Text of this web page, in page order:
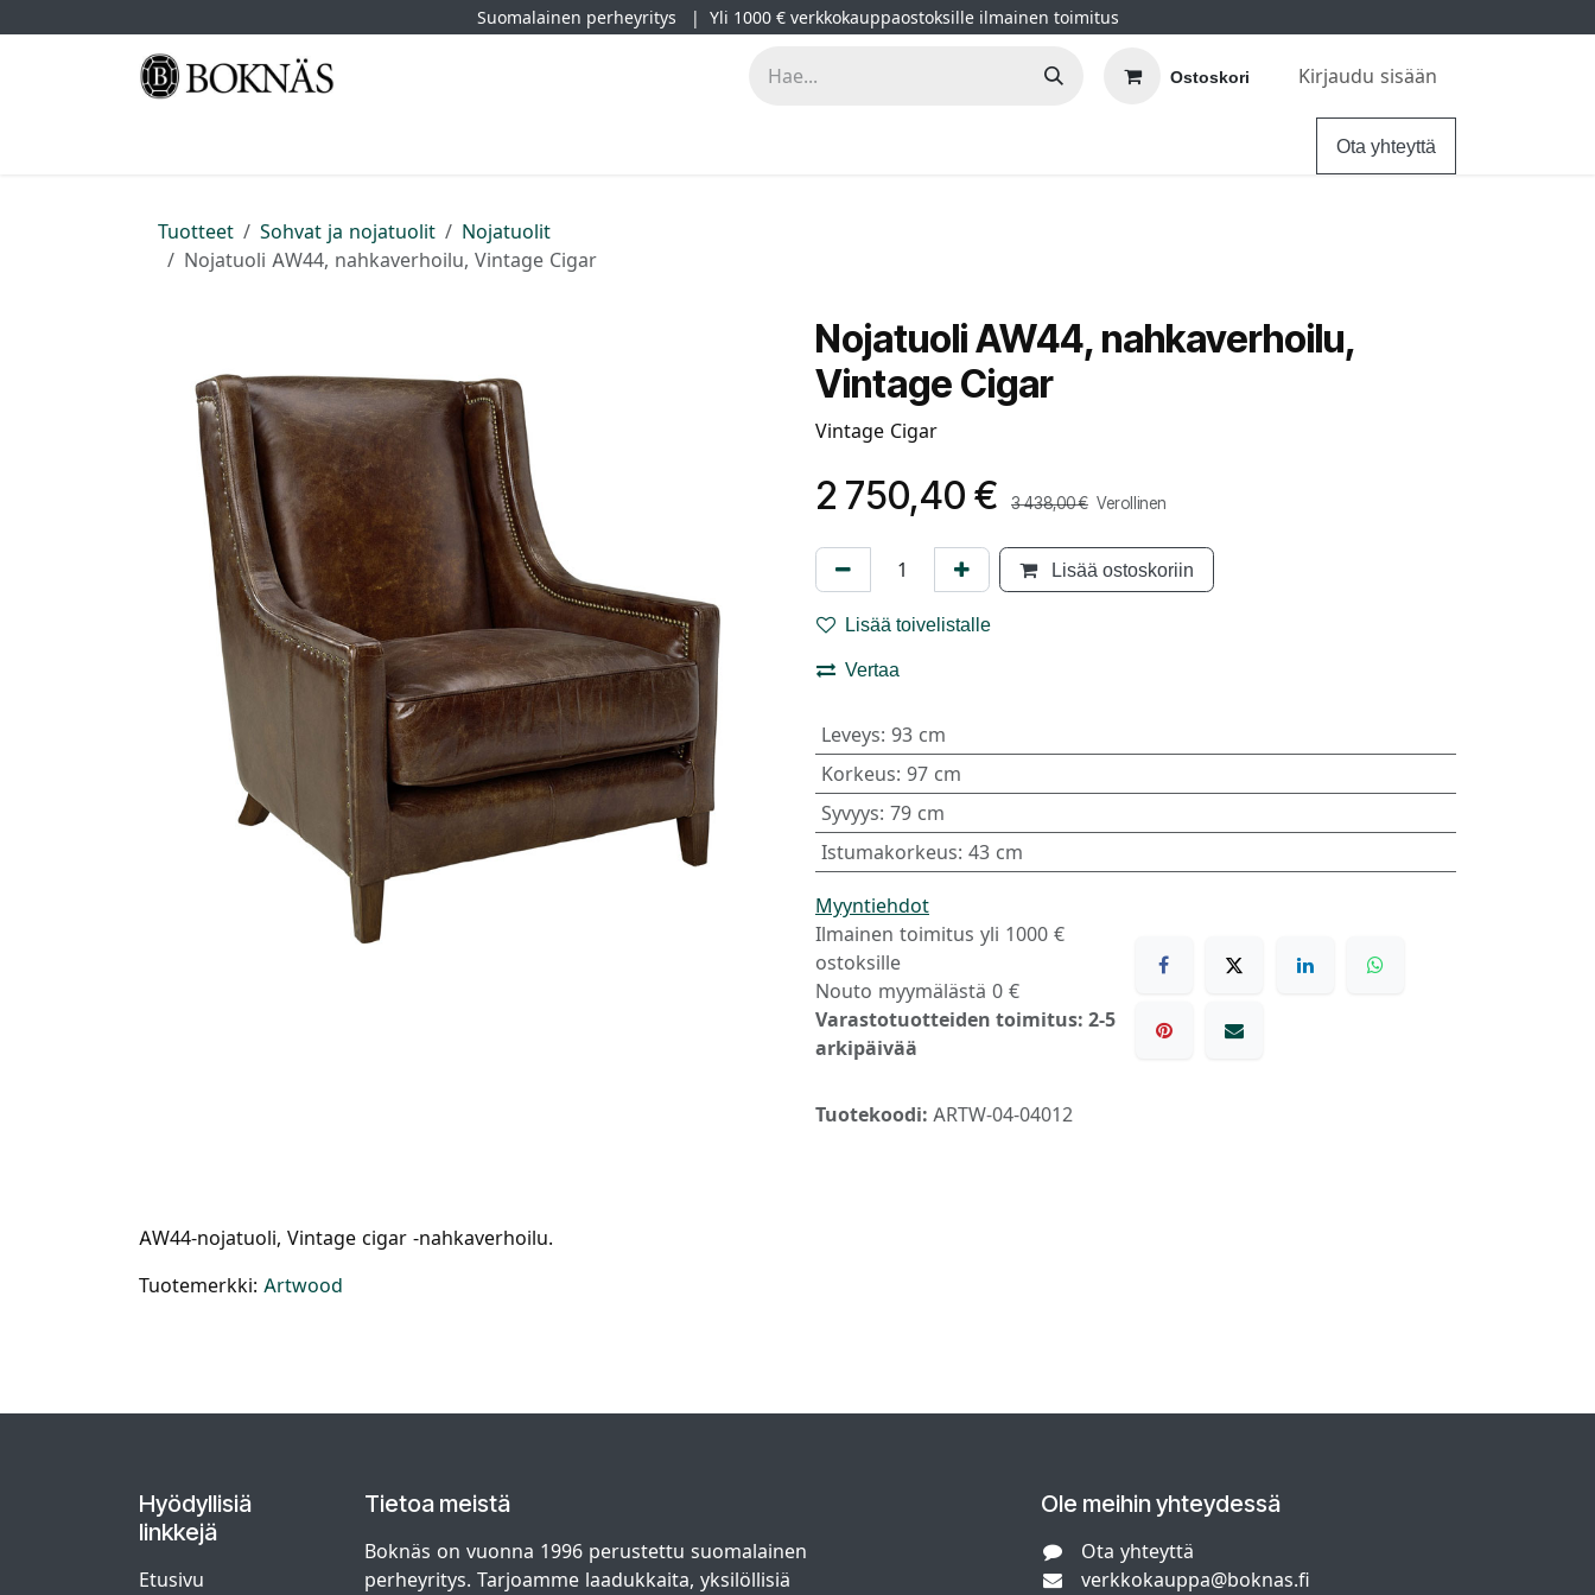
Suomalainen perheyritys | Yli 1000 € verkkokauppaostoksille ilmainen toimitus
Ostoskori Kirjaudu sisään
Ota yhteyttä
Tuotteet Sohvat ja nojatuolit
Nojatuolit
Nojatuoli AW44, nahkaverhoilu, Vintage Cigar
Nojatuoli AW44, nahkaverhoilu,
Vintage Cigar
Vintage Cigar
2 750,40 € 3 438,00€ Verollinen
Lisää ostoskoriin
Lisää toivelistalle
Vertaa
Leveys: 93 cm
Korkeus: 97 cm
Syvyys: 79 cm
Istumakorkeus: 43 cm
Myyntiehdot
Ilmainen toimitus yli 1000 €
ostoksille
Nouto myymälästä 0 €
Varastotuotteiden toimitus: 2-5
arkipäivää
Tuotekoodi: ARTW-04-04012
AW44-nojatuoli, Vintage cigar -nahkaverhoilu.
Tuotemerkki: Artwood
Hyödyllisiä
linkkejä
Etusivu
Tietoa meistä
Boknäs on vuonna 1996 perustettu suomalainen
perheyritys. Tarjoamme laadukkaita, yksilöllisiä
Ole meihin yhteydessä
Ota yhteyttä
verkkokauppa@boknas.fi